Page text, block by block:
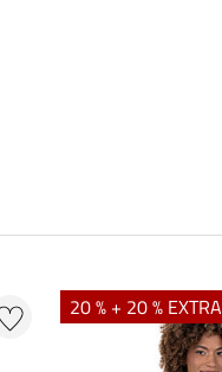
20 % + 20 % EXTRA